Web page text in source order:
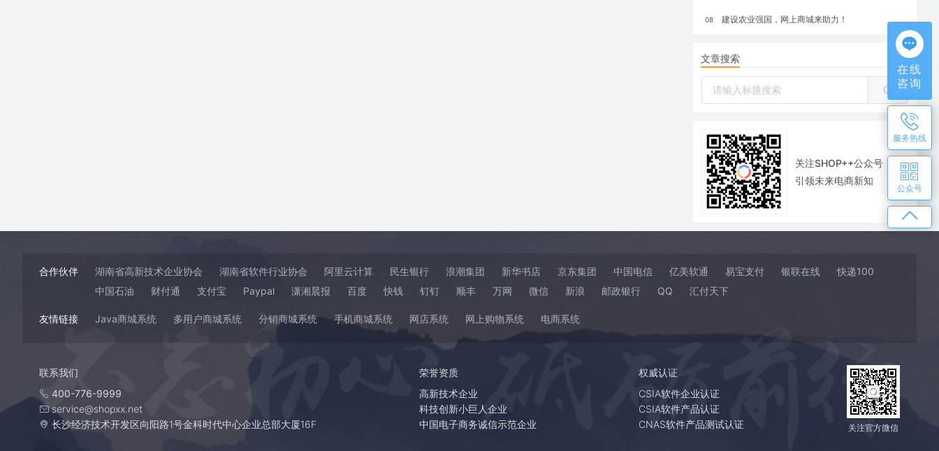
08 建设农业强国，网上商城来助力！
文章搜索
关注SHOP++公众号
引领未来电商新知
合作伙伴 湖南省高新技术企业协会 湖南省软件行业协会 阿里云计算 民生银行 浪潮集团 新华书店 京东集团 中国电信 亿美软通 易宝支付 银联在线
快递100
中国石油
财付通 支付宝 Paypal 潇湘晨报 百度 快钱 钉钉 顺丰 万网 微信 新浪 邮政银行 QQ 汇付天下
友情链接 Java商城系统 多用户商城系统 分销商城系统 手机商城系统 网店系统 网上购物系统 电商系统
联系我们
400-776-9999
service@shopxx.net
长沙经济技术开发区向阳路1号金科时代中心企业总部大厦16F
荣誉资质
高新技术企业
科技创新小巨人企业
中国电子商务诚信示范企业
权威认证
CSIA软件企业认证
CSIA软件产品认证
CNAS软件产品测试认证
关注官方微信
在线
咨询
服务热线
公众号